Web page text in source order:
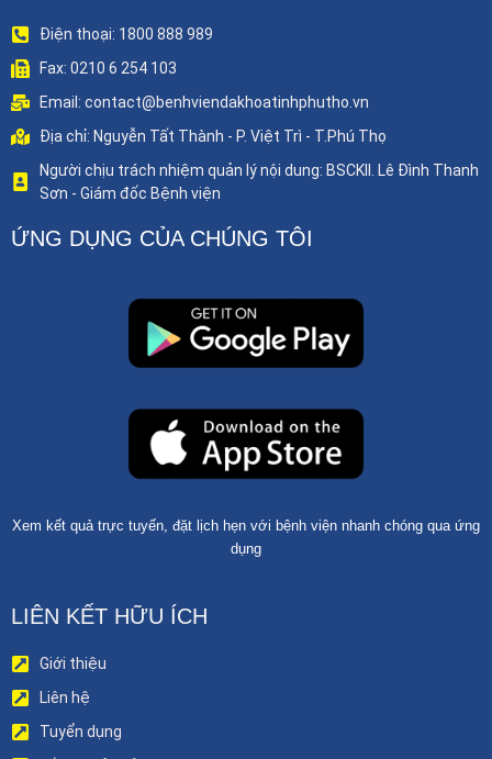
Điện thoại: 1800 888 989
Fax: 0210 6 254 103
Email: contact@benhviendakhoatinhphutho.vn
Địa chỉ: Nguyễn Tất Thành - P. Việt Trì - T.Phú Thọ
Người chịu trách nhiệm quản lý nội dung: BSCKII. Lê Đình Thanh
Sơn - Giám đốc Bệnh viện
ỨNG DỤNG CỦA CHÚNG TÔI
Xem kết quả trực tuyến, đặt lịch hẹn với bệnh viện nhanh chóng qua ứng
dụng
LIÊN KẾT HỮU ÍCH
Giới thiệu
Liên hệ
Tuyển dụng